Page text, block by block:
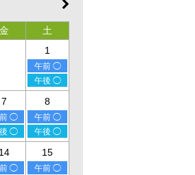
金
土
1
午前 ◯
午後 ◯
7
◯
◯
8
午前 ◯
午後 ◯
14
◯
15
午前 ◯